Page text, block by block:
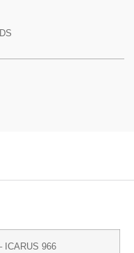
ICARUS 966